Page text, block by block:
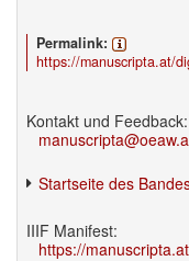
Permalink:
https://manuscripta.at/
Kontakt und Feedback:
Startseite des
IIIF Manifest:
https://